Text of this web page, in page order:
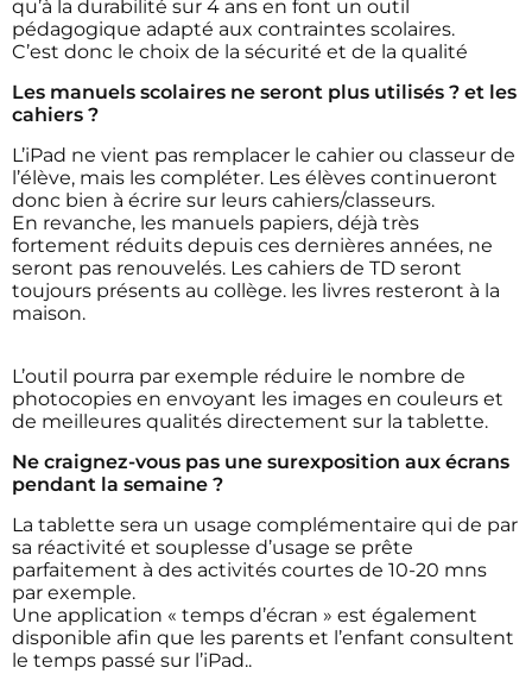
qu’à la durabilité sur 4 ans en font un outil
pédagogique adapté aux contraintes scolaires.
C’est donc le choix de la sécurité et de la qualité
Les manuels scolaires ne seront plus utilisés ? et les
cahiers ?
L’iPad ne vient pas remplacer le cahier ou classeur de
l’élève, mais les compléter. Les élèves continueront
donc bien à écrire sur leurs cahiers/classeurs.
En revanche, les manuels papiers, déjà très
fortement réduits depuis ces dernières années, ne
seront pas renouvelés. Les cahiers de TD seront
toujours présents au collège. les livres resteront à la
maison.
L’outil pourra par exemple réduire le nombre de
photocopies en envoyant les images en couleurs et
de meilleures qualités directement sur la tablette.
Ne craignez-vous pas une surexposition aux écrans
pendant la semaine ?
La tablette sera un usage complémentaire qui de par
sa réactivité et souplesse d’usage se prête
parfaitement à des activités courtes de 10-20 mns
par exemple.
Une application « temps d’écran » est également
disponible afin que les parents et l’enfant consultent
le temps passé sur l’iPad..